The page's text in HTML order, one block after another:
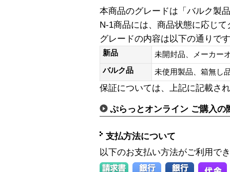
本商品のグレードは「バルク製
N-1商品には、商品状態に応じ
グレードの内容は以下の通りで
新品
未開封品、メーカー
バルク品
未使用製品、箱無
保証については、上記に記載さ
ぷらっとオンライン ご購入の
支払方法について
以下のお支払い方法がご利用で